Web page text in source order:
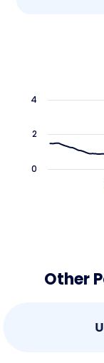
0
2
4
Other